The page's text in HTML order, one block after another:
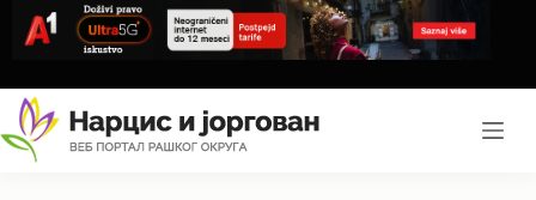
content